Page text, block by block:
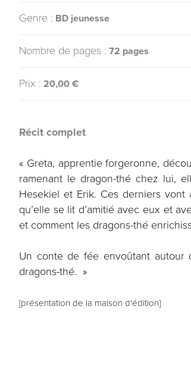
Genre : BD jeunesse
Nombre de pages : 72 pages
Prix : 20,00 €
Récit complet
« Greta, apprentie forgeronne,
ramenant le dragon-thé chez lui,
Hesekiel et Erik. Ces derniers vont
qu’elle se lit d’amitié avec eux et
et comment les dragons-thé
Un conte de fée envoûtant
dragons-thé. »
[présentation de la maison d'édition]